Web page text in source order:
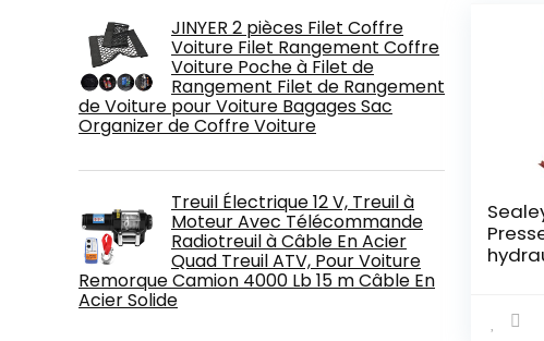
JINYER 2 pièces Filet Coffre
Voiture Filet Rangement Coffre
Voiture Poche à Filet de
Rangement Filet de Rangement
de Voiture pour Voiture Bagages Sac
Organizer de Coffre Voiture
Treuil Électrique 12 V, Treuil à
Moteur Avec Télécommande
Radiotreuil à Câble En Acier
Quad Treuil ATV, Pour Voiture
Remorque Camion 4000 Lb 15 m Câble En
Acier Solide